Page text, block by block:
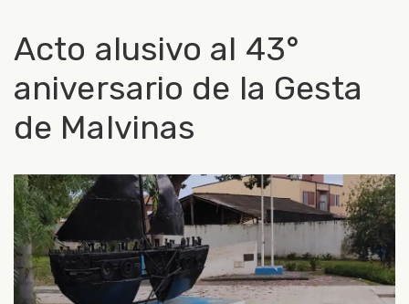
Acto alusivo al 43°
aniversario de la Gesta
de Malvinas